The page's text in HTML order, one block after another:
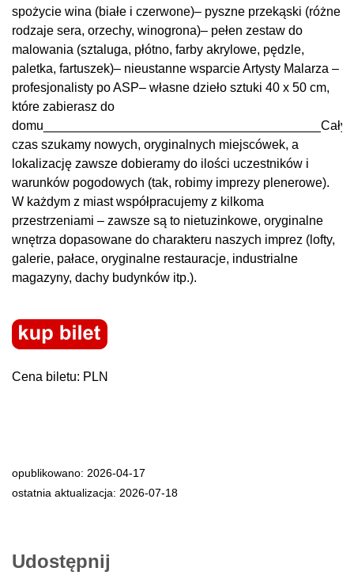
spożycie wina (białe i czerwone)– pyszne przekąski (różne
rodzaje sera, orzechy, winogrona)– pełen zestaw do
malowania (sztaluga, płótno, farby akrylowe, pędzle,
paletka, fartuszek)– nieustanne wsparcie Artysty Malarza –
profesjonalisty po ASP– własne dzieło sztuki 40 x 50 cm,
które zabierasz do
domu_______________________________________Cały
czas szukamy nowych, oryginalnych miejscówek, a
lokalizację zawsze dobieramy do ilości uczestników i
warunków pogodowych (tak, robimy imprezy plenerowe).
W każdym z miast współpracujemy z kilkoma
przestrzeniami – zawsze są to nietuzinkowe, oryginalne
wnętrza dopasowane do charakteru naszych imprez (lofty,
galerie, pałace, oryginalne restauracje, industrialne
magazyny, dachy budynków itp.).
Cena biletu: PLN
opublikowano: 2026-04-17
ostatnia aktualizacja: 2026-07-18
Udostępnij